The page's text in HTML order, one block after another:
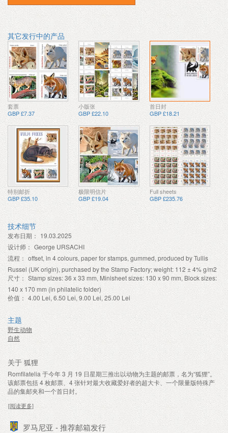
其它发行中的产品
套票
GBP £7.37
小版张
GBP £22.10
首日封
GBP £18.21
特别邮折
GBP £35.10
极限明信片
GBP £19.04
Full sheets
GBP £235.76
技术细节
发布日期： 19.03.2025
设计师： George URSACHI
流程： offset, in 4 colours, paper for stamps, gummed, produced by Tullis
Russel (UK origin), purchased by the Stamp Factory; weight: 112 ± 4% g/m2
尺寸： Stamp sizes: 36 x 33 mm, Minisheet sizes: 130 x 90 mm, Block sizes:
140 x 170 mm (in philatelic folder)
价值： 4.00 Lei, 6.50 Lei, 9.00 Lei, 25.00 Lei
主题
野生动物
自然
关于 狐狸
Romfilatelia 于今年 3 月 19 日星期三推出以动物为主题的邮票，名为“狐狸”。
该邮票包括 4 枚邮票、4 张针对最大收藏爱好者的超大卡、一个限量版特殊产
品的集邮夹和一个首日封。
[阅读更多]
罗马尼亚 - 推荐邮箱发行